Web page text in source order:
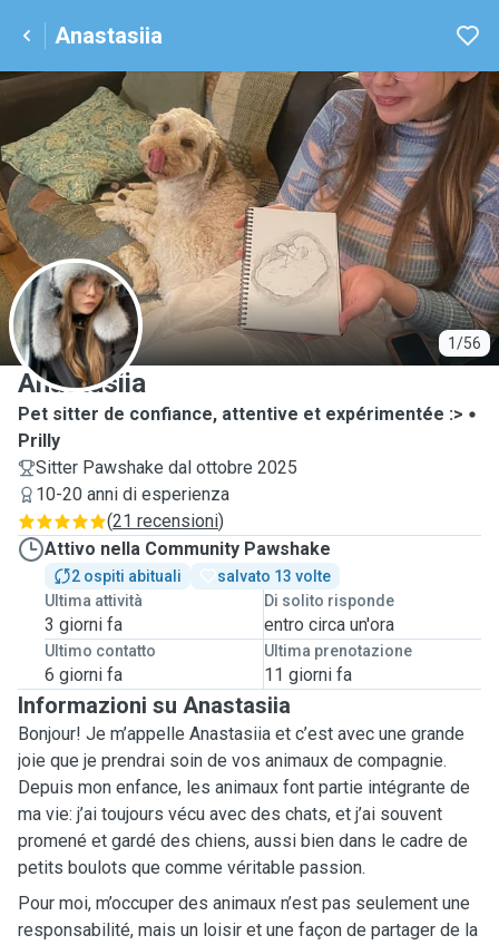
Anastasiia
1/56
A
Anastasiia
Pet sitter de confiance, attentive et expérimentée :>
Prilly
Sitter Pawshake dal ottobre 2025
10-20 anni di esperienza
(21 recensioni)
Attivo nella Community Pawshake
2 ospiti abituali
salvato 13 volte
Ultima attività
3 giorni fa
Di solito risponde
entro circa un'ora
Ultimo contatto
6 giorni fa
Ultima prenotazione
11 giorni fa
Informazioni su Anastasiia
Bonjour! Je m’appelle Anastasiia et c’est avec une grande
joie que je prendrai soin de vos animaux de compagnie.
Depuis mon enfance, les animaux font partie intégrante de
ma vie: j’ai toujours vécu avec des chats, et j’ai souvent
promené et gardé des chiens, aussi bien dans le cadre de
petits boulots que comme véritable passion.
Pour moi, m’occuper des animaux n’est pas seulement une
responsabilité, mais un loisir et une façon de partager de la